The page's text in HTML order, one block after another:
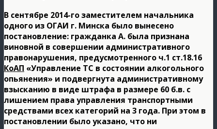
В сентябре 2014-го заместителем начальника
одного из ОГАИ г. Минска было вынесено
постановление: гражданка А. была признана
виновной в совершении административного
правонарушения, предусмотренного ч.1 ст.18.16
КоАП «Управление ТС в состоянии алкогольного
опьянения» и подвергнута административному
взысканию в виде штрафа в размере 60 б.в. с
лишением права управления транспортными
средствами всех категорий на 3 года. При этом в
постановлении было указано, что ни